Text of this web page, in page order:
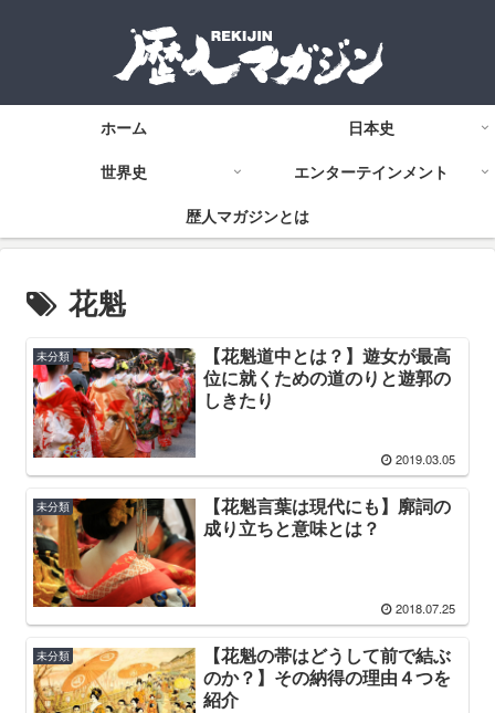
ホーム
日本史
世界史
エンターテインメント
歴人マガジンとは
花魁
未分類
【花魁道中とは？】遊女が最高
位に就くための道のりと遊郭の
しきたり
2019.03.05
未分類
【花魁言葉は現代にも】廓詞の
成り立ちと意味とは？
2018.07.25
未分類
【花魁の帯はどうして前で結ぶ
のか？】その納得の理由４つを
紹介